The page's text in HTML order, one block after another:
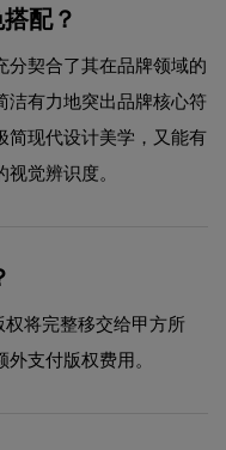
配？
分契合了其在品牌领域的
洁有力地突出品牌核心符
简现代设计美学，又能有
觉辨识度。
将完整移交给甲方所
支付版权费用。